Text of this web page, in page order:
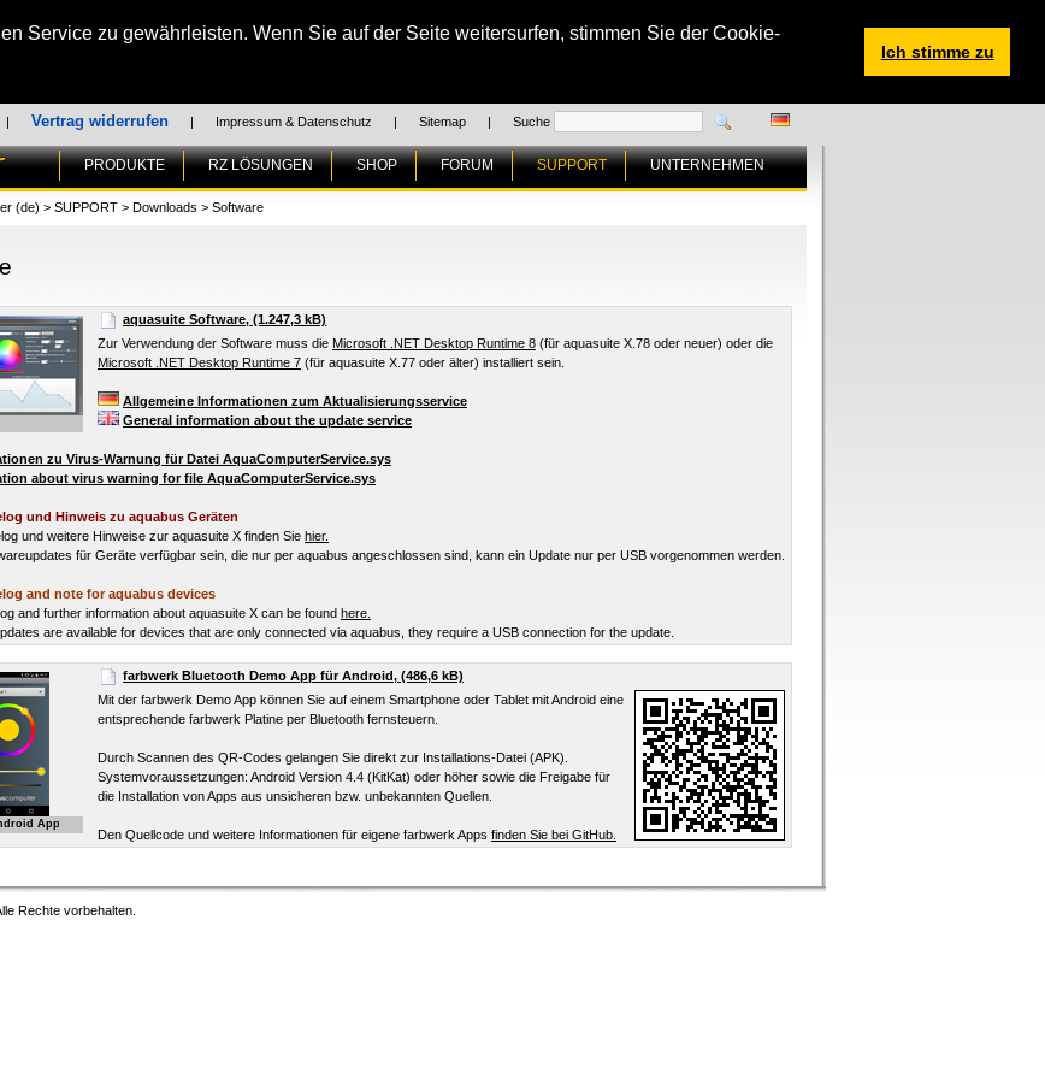
Service zu gewährleisten. Wenn Sie auf der Seite weitersurfen, stimmen Sie der Cookie-
Ich stimme zu
| Vertrag widerrufen | Impressum & Datenschutz | Sitemap | Suche
PRODUKTE RZ LÖSUNGEN SHOP FORUM SUPPORT UNTERNEHMEN
(de) > SUPPORT > Downloads > Software
aquasuite Software, (1.247,3 kB)
Zur Verwendung der Software muss die Microsoft .NET Desktop Runtime 8 (für aquasuite X.78 oder neuer) oder die
Microsoft .NET Desktop Runtime 7 (für aquasuite X.77 oder älter) installiert sein.
Allgemeine Informationen zum Aktualisierungsservice
General information about the update service
zu Virus-Warnung für Datei AquaComputerService.sys
about virus warning for file AquaComputerService.sys
und Hinweis zu aquabus Geräten
und weitere Hinweise zur aquasuite X finden Sie hier.
für Geräte verfügbar sein, die nur per aquabus angeschlossen sind, kann ein Update nur per USB vorgenommen werden.
and note for aquabus devices
and further information about aquasuite X can be found here.
are available for devices that are only connected via aquabus, they require a USB connection for the update.
App
farbwerk Bluetooth Demo App für Android, (486,6 kB)
Mit der farbwerk Demo App können Sie auf einem Smartphone oder Tablet mit Android eine
entsprechende farbwerk Platine per Bluetooth fernsteuern.
Durch Scannen des QR-Codes gelangen Sie direkt zur Installations-Datei (APK).
Systemvoraussetzungen: Android Version 4.4 (KitKat) oder höher sowie die Freigabe für
die Installation von Apps aus unsicheren bzw. unbekannten Quellen.
Den Quellcode und weitere Informationen für eigene farbwerk Apps finden Sie bei GitHub.
Rechte vorbehalten.